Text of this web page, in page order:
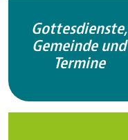
Gottesdienste,
Gemeinde und
Termine